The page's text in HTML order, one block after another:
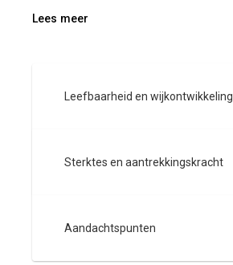
Lees meer
Leefbaarheid en wijkontwikkeling
Sterktes en aantrekkingskracht
Aandachtspunten